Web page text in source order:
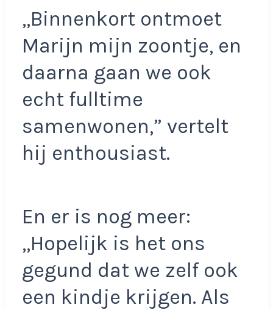
,,Binnenkort ontmoet
Marijn mijn zoontje, en
daarna gaan we ook
echt fulltime
samenwonen,” vertelt
hij enthousiast.
En er is nog meer:
,,Hopelijk is het ons
gegund dat we zelf ook
een kindje krijgen. Als